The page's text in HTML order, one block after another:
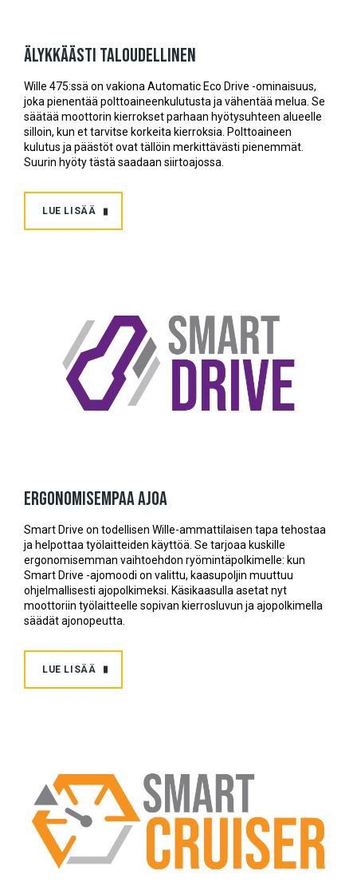
Älykkäästi taloudellinen
Wille 475:ssä on vakiona Automatic Eco Drive -ominaisuus,
joka pienentää polttoaineenkulutusta ja vähentää melua. Se
säätää moottorin kierrokset parhaan hyötysuhteen alueelle
silloin, kun et tarvitse korkeita kierroksia. Polttoaineen
kulutus ja päästöt ovat tällöin merkittävästi pienemmät.
Suurin hyöty tästä saadaan siirtoajossa.
LUE LISÄÄ
Ergonomisempaa ajoa
Smart Drive on todellisen Wille-ammattilaisen tapa tehostaa
ja helpottaa työlaitteiden käyttöä. Se tarjoaa kuskille
ergonomisemman vaihtoehdon ryömintäpolkimelle: kun
Smart Drive -ajomoodi on valittu, kaasupoljin muuttuu
ohjelmallisesti ajopolkimeksi. Käsikaasulla asetat nyt
moottoriin työlaitteelle sopivan kierrosluvun ja ajopolkimella
säädät ajonopeutta.
LUE LISÄÄ